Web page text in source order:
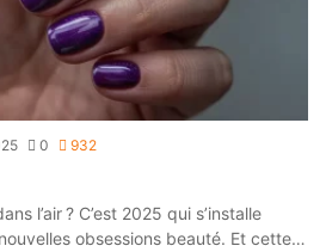
0 932
l’air ? C’est 2025 qui s’installe
obsessions beauté. Et cette…